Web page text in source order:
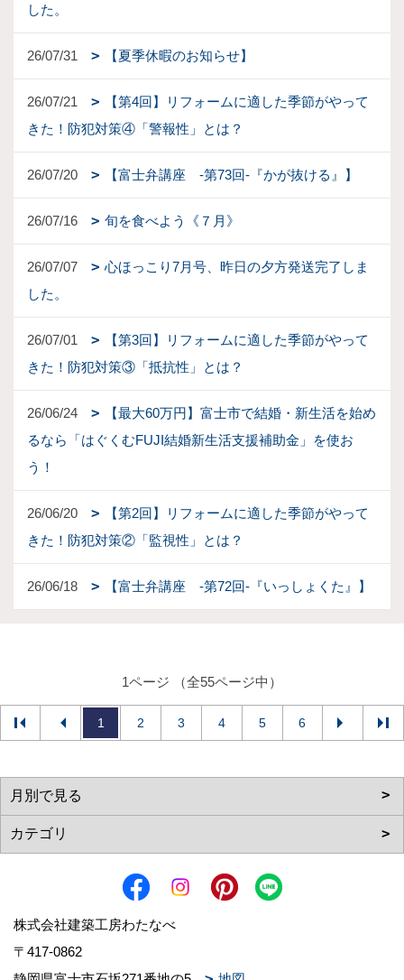
した。
26/07/31 【夏季休暇のお知らせ】
26/07/21
【第4回】リフォームに適した季節がやって
きた！防犯対策④「警報性」とは？
26/07/20 【富士弁講座 -第73回-『かが抜ける』】
26/07/16 旬を食べよう《７月》
26/07/07
心ほっこり7月号、昨日の夕方発送完了しま
した。
26/07/01
【第3回】リフォームに適した季節がやって
きた！防犯対策③「抵抗性」とは？
26/06/24
【最大60万円】富士市で結婚・新生活を始め
るなら「はぐくむFUJI結婚新生活支援補助金」を使お
う！
26/06/20
【第2回】リフォームに適した季節がやって
きた！防犯対策②「監視性」とは？
26/06/18 【富士弁講座 -第72回-『いっしょくた』】
1ページ （全55ページ中）
1 2 3 4 5 6
株式会社建築工房わたなべ
〒417-0862